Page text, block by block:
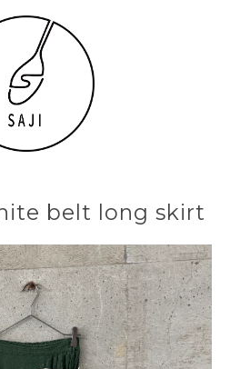
belt long skirt